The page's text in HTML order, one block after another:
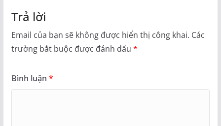
Trả lời
Email của bạn sẽ không được hiển thị công khai. Các
trường bắt buộc được đánh dấu *
Bình luận *